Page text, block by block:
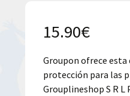
15.90€
Groupon ofrece esta
protección para las
Grouplineshop S R L